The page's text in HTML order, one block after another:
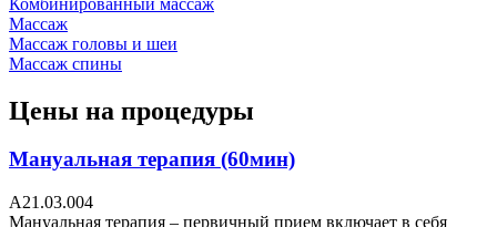
Массаж
Массаж головы и шеи
Массаж спины
Цены на процедуры
Мануальная терапия (60мин)
A21.03.004
Мануальная терапия – первичный прием включает в себя